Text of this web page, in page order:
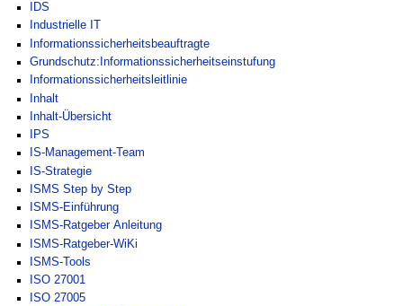
IDS
Industrielle IT
Informationssicherheitsbeauftragte
Grundschutz:Informationssicherheitseinstufung
Informationssicherheitsleitlinie
Inhalt
Inhalt-Übersicht
IPS
IS-Management-Team
IS-Strategie
ISMS Step by Step
ISMS-Einführung
ISMS-Ratgeber Anleitung
ISMS-Ratgeber-WiKi
ISMS-Tools
ISO 27001
ISO 27005